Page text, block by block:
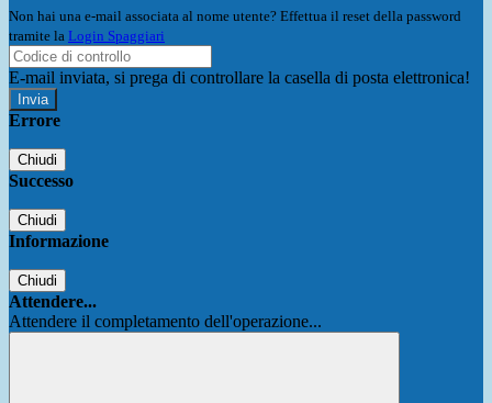
Non hai una e-mail associata al nome utente? Effettua il reset della password
tramite la Login Spaggiari
E-mail inviata, si prega di controllare la casella di posta elettronica!
Errore
Chiudi
Successo
Chiudi
Informazione
Chiudi
Attendere...
Attendere il completamento dell'operazione...